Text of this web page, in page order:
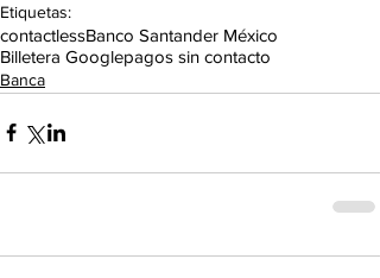
Etiquetas:
contactlessBanco Santander México
Billetera Googlepagos sin contacto
Banca